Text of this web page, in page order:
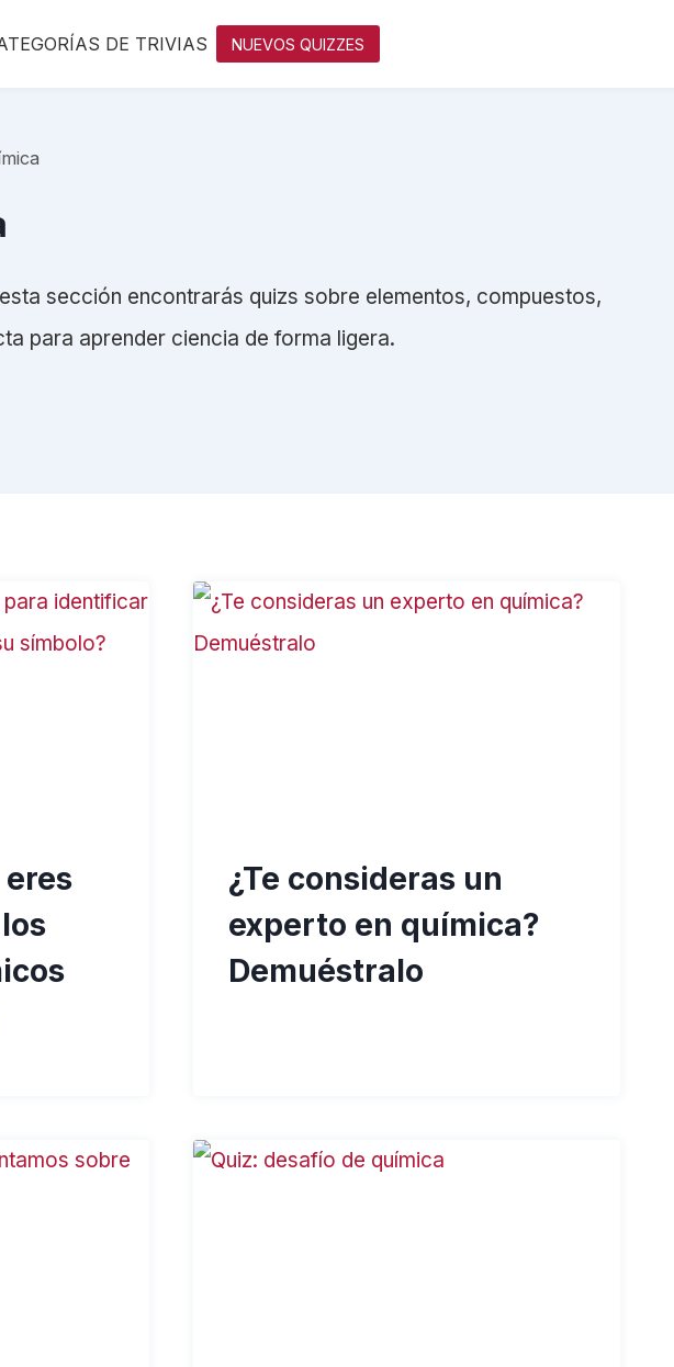
DE TRIVIAS NUEVOS QUIZZES
sección encontrarás quizs sobre elementos, compuestos,
para aprender ciencia de forma ligera.
¿Te consideras un
experto en química?
Demuéstralo